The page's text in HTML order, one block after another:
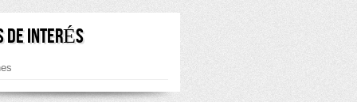
DE INTERÉS